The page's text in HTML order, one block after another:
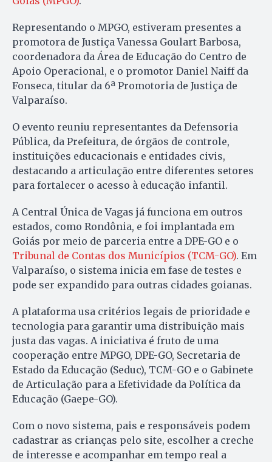
Representando o MPGO, estiveram presentes a
promotora de Justiça Vanessa Goulart Barbosa,
coordenadora da Área de Educação do Centro de
Apoio Operacional, e o promotor Daniel Naiff da
Fonseca, titular da 6ª Promotoria de Justiça de
Valparaíso.
O evento reuniu representantes da Defensoria
Pública, da Prefeitura, de órgãos de controle,
instituições educacionais e entidades civis,
destacando a articulação entre diferentes setores
para fortalecer o acesso à educação infantil.
A Central Única de Vagas já funciona em outros
estados, como Rondônia, e foi implantada em
Goiás por meio de parceria entre a DPE-GO e o
Tribunal de Contas dos Municípios (TCM-GO). Em
Valparaíso, o sistema inicia em fase de testes e
pode ser expandido para outras cidades goianas.
A plataforma usa critérios legais de prioridade e
tecnologia para garantir uma distribuição mais
justa das vagas. A iniciativa é fruto de uma
cooperação entre MPGO, DPE-GO, Secretaria de
Estado da Educação (Seduc), TCM-GO e o Gabinete
de Articulação para a Efetividade da Política da
Educação (Gaepe-GO).
Com o novo sistema, pais e responsáveis podem
cadastrar as crianças pelo site, escolher a creche
de interesse e acompanhar em tempo real a